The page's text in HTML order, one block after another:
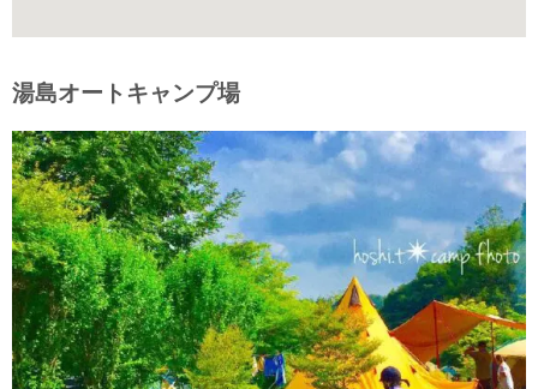
湯島オートキャンプ場